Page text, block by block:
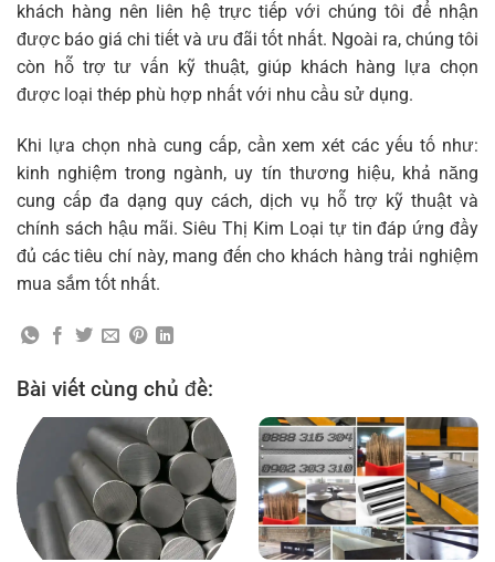
khách hàng nên liên hệ trực tiếp với chúng tôi để nhận
được báo giá chi tiết và ưu đãi tốt nhất. Ngoài ra, chúng tôi
còn hỗ trợ tư vấn kỹ thuật, giúp khách hàng lựa chọn
được loại thép phù hợp nhất với nhu cầu sử dụng.
Khi lựa chọn nhà cung cấp, cần xem xét các yếu tố như:
kinh nghiệm trong ngành, uy tín thương hiệu, khả năng
cung cấp đa dạng quy cách, dịch vụ hỗ trợ kỹ thuật và
chính sách hậu mãi. Siêu Thị Kim Loại tự tin đáp ứng đầy
đủ các tiêu chí này, mang đến cho khách hàng trải nghiệm
mua sắm tốt nhất.
Bài viết cùng chủ đề: